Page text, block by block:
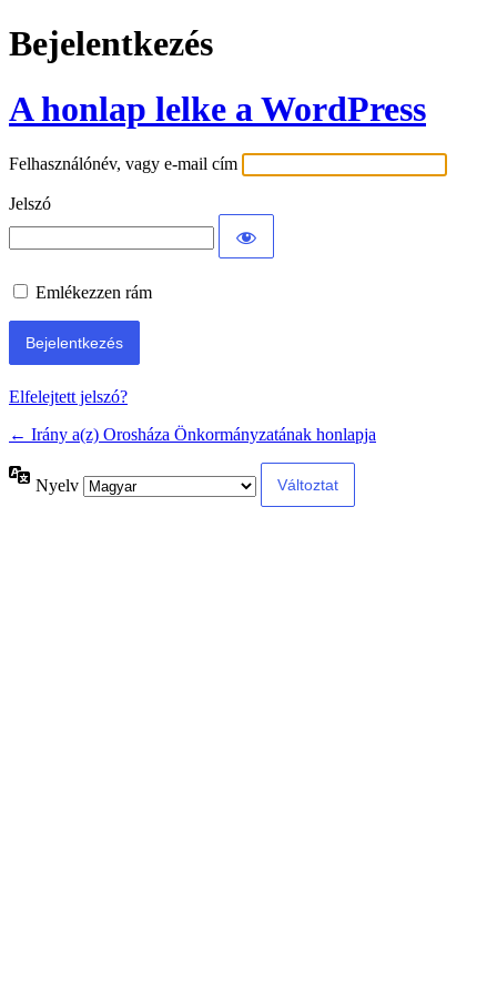
Bejelentkezés
A honlap lelke a WordPress
Felhasználónév, vagy e-mail cím
Jelszó
Emlékezzen rám
Elfelejtett jelszó?
← Irány a(z) Orosháza Önkormányzatának honlapja
Nyelv